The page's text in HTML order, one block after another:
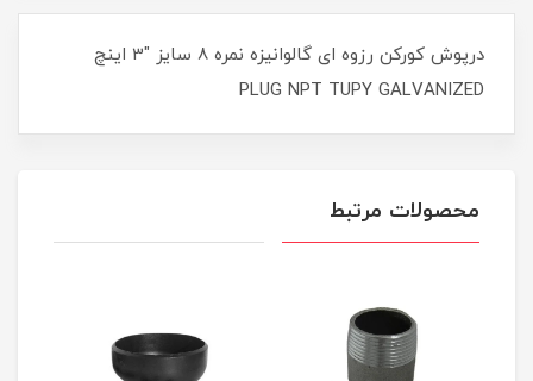
درپوش کورکن رزوه ای گالوانیزه نمره 8 سایز "3 اینچ
PLUG NPT TUPY GALVANIZED
محصولات مرتبط